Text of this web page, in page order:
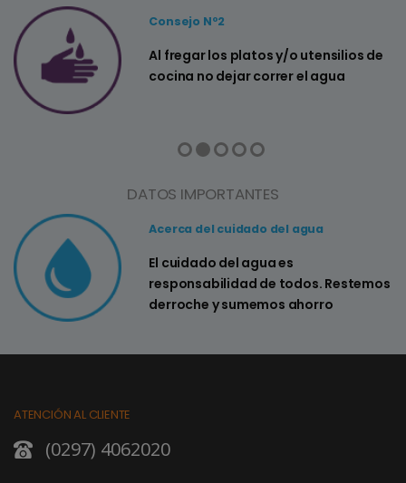
Consejo Nº2
Al fregar los platos y/o utensilios de
cocina no dejar correr el agua
DATOS IMPORTANTES
Acerca del cuidado del agua
El cuidado del agua es
responsabilidad de todos. Restemos
derroche y sumemos ahorro
ATENCIÓN AL CLIENTE
(0297) 4062020